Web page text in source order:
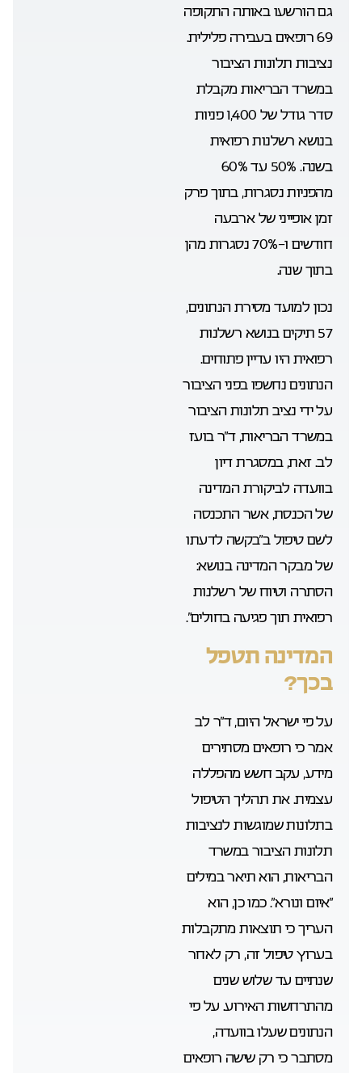
גם הורשעו באותה התקופה
69 רופאים בעבירה פלילית.
נציבות תלונות הציבור
במשרד הבריאות מקבלת
סדר גודל של 1,400 פניות
בנושא רשלנות רפואית
בשנה. 50% עד 60%
מהפניות נסגרות, בתוך פרק
זמן אופייני של ארבעה
חודשים ו-70% נסגרות מהן
בתוך שנה.
נכון למועד מסירת הנתונים,
57 תיקים בנושא רשלנות
רפואית היו עדיין פתוחים.
הנתונים נחשפו בפני הציבור
על ידי נציב תלונות הציבור
במשרד הבריאות, ד”ר בועז
לב. זאת, במסגרת דיון
בוועדה לביקורת המדינה
של הכנסת, אשר התכנסה
לשם טיפול ב”בקשה לדעתו
של מבקר המדינה בנושא:
הסתרה וטיוח של רשלנות
רפואית תוך פגיעה בחולים”.
המדינה תטפל
בכך?
על פי ישראל היום, ד”ר לב
אמר כי רופאים מסתירים
מידע, עקב חשש מהפללה
עצמית. את תהליך הטיפול
בתלונות שמוגשות לנציבות
תלונות הציבור במשרד
הבריאות, הוא תיאר במילים
“איום ונורא”. כמו כן, הוא
העריך כי תוצאות מתקבלות
בערוץ טיפול זה, רק לאחר
שנתיים עד שלוש שנים
מהתרחשות האירוע. על פי
הנתונים שעלו בוועדה,
מסתבר כי רק שישה רופאים